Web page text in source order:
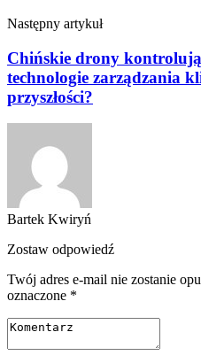
Następny artykuł
Chińskie drony
technologie zarządzania
przyszłości?
Bartek Kwiryń
Zostaw odpowiedź
Twój adres e-mail nie zostanie
oznaczone *